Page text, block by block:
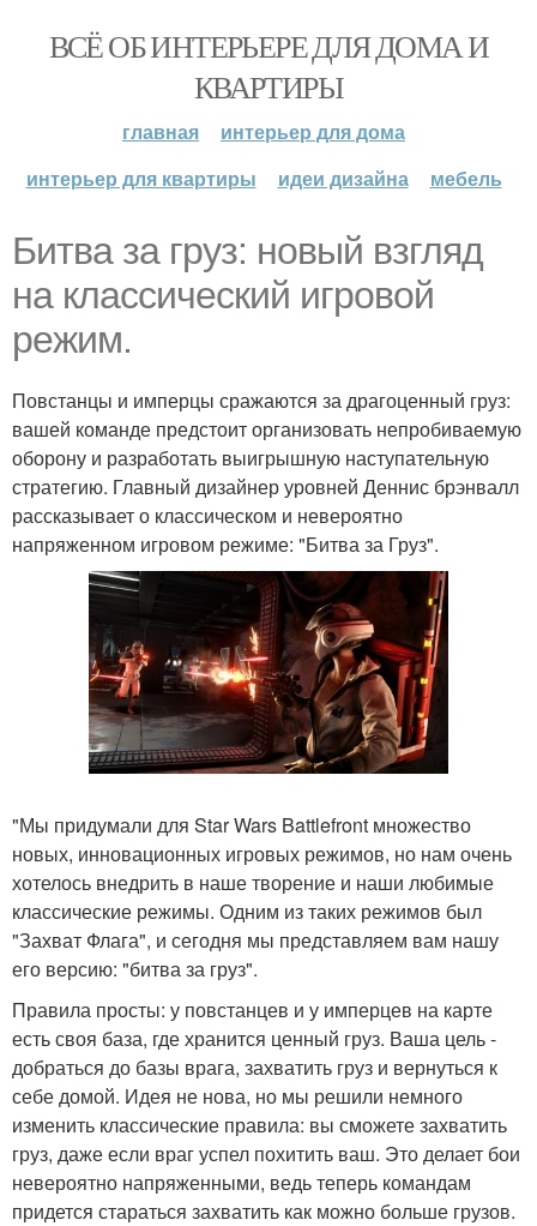
ВСЁ ОБ ИНТЕРЬЕРЕ ДЛЯ ДОМА И
КВАРТИРЫ
главная
интерьер для дома
интерьер для квартиры
идеи дизайна мебель
Битва за груз: новый взгляд
на классический игровой
режим.
Повстанцы и имперцы сражаются за драгоценный груз:
вашей команде предстоит организовать непробиваемую
оборону и разработать выигрышную наступательную
стратегию. Главный дизайнер уровней Деннис брэнвалл
рассказывает о классическом и невероятно
напряженном игровом режиме: "Битва за Груз".
"Мы придумали для Star Wars Battlefront множество
новых, инновационных игровых режимов, но нам очень
хотелось внедрить в наше творение и наши любимые
классические режимы. Одним из таких режимов был
"Захват Флага", и сегодня мы представляем вам нашу
его версию: "битва за груз".
Правила просты: у повстанцев и у имперцев на карте
есть своя база, где хранится ценный груз. Ваша цель -
добраться до базы врага, захватить груз и вернуться к
себе домой. Идея не нова, но мы решили немного
изменить классические правила: вы сможете захватить
груз, даже если враг успел похитить ваш. Это делает бои
невероятно напряженными, ведь теперь командам
придется стараться захватить как можно больше грузов.